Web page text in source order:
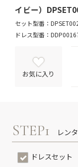
イビー）
セット型番：
ドレス型番：
お気に入り
STEP1 レン
ドレスセット